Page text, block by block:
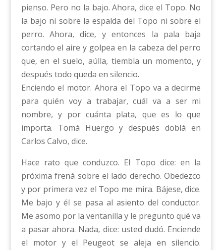
pienso. Pero no la bajo. Ahora, dice el Topo. No
la bajo ni sobre la espalda del Topo ni sobre el
perro. Ahora, dice, y entonces la pala baja
cortando el aire y golpea en la cabeza del perro
que, en el suelo, aúlla, tiembla un momento, y
después todo queda en silencio.
Enciendo el motor. Ahora el Topo va a decirme
para quién voy a trabajar, cuál va a ser mi
nombre, y por cuánta plata, que es lo que
importa. Tomá Huergo y después doblá en
Carlos Calvo, dice.
Hace rato que conduzco. El Topo dice: en la
próxima frená sobre el lado derecho. Obedezco
y por primera vez el Topo me mira. Bájese, dice.
Me bajo y él se pasa al asiento del conductor.
Me asomo por la ventanilla y le pregunto qué va
a pasar ahora. Nada, dice: usted dudó. Enciende
el motor y el Peugeot se aleja en silencio.